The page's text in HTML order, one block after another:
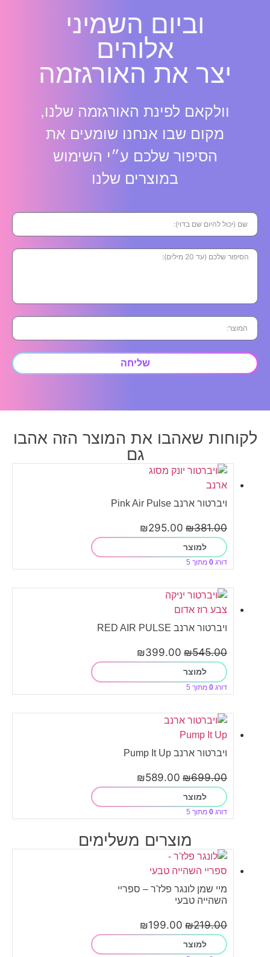
וביום השמיני
אלוהים
יצר את האורגזמה
וולקאם לפינת האורגזמה שלנו,
מקום שבו אנחנו שומעים את
הסיפור שלכם ע״י השימוש
במוצרים שלנו
שליחה
לקוחות שאהבו את המוצר הזה אהבו
גם
ויברטור ארנב Pink Air Pulse
₪381.00
₪295.00
למוצר
דורג 0 מתוך 5
ויברטור ארנב RED AIR PULSE
₪545.00
₪399.00
למוצר
דורג 0 מתוך 5
ויברטור ארנב Pump It Up
₪699.00
₪589.00
למוצר
דורג 0 מתוך 5
מוצרים משלימים
מיי שמן לונגר פלז'ר – ספריי
השהייה טבעי
₪219.00
₪199.00
למוצר